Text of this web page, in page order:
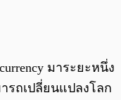
มาระยะหนึ่ง
รถเปลี่ยนแปลงโลก